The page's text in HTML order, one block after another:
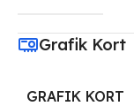
Grafik Kort
GRAFIK KORT